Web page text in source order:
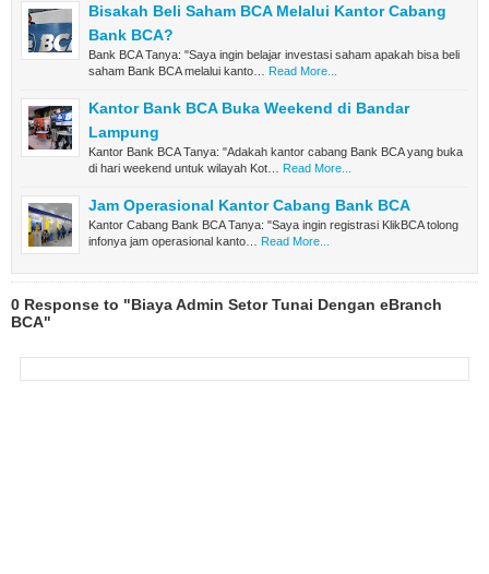
Bisakah Beli Saham BCA Melalui Kantor Cabang
Bank BCA?
Bank BCA Tanya: "Saya ingin belajar investasi saham apakah bisa beli
saham Bank BCA melalui kanto…
Read More...
Kantor Bank BCA Buka Weekend di Bandar
Lampung
Kantor Bank BCA Tanya: "Adakah kantor cabang Bank BCA yang buka
di hari weekend untuk wilayah Kot…
Read More...
Jam Operasional Kantor Cabang Bank BCA
Kantor Cabang Bank BCA Tanya: "Saya ingin registrasi KlikBCA tolong
infonya jam operasional kanto…
Read More...
0 Response to "Biaya Admin Setor Tunai Dengan eBranch
BCA"